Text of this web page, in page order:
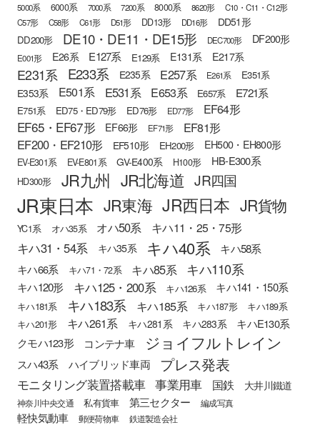
5000系 6000系 7000系 7200系 8000系 8620形
C10・C11・C12形
C57形
C58形 C61形 D51形 DD13形 DD16形 DD51形
DD200形 DE10・DE11・DE15形 DEC700形 DF200形
E001形 E26系 E127系 E129系 E131系 E217系
E231系 E233系 E235系 E257系 E261系 E351系
E353系 E501系 E531系 E653系 E657系 E721系
E751系 ED75・ED79形 ED76形 ED77形 EF64形
EF65・EF67形 EF66形 EF71形
EF81形
EF200・EF210形
EF510形 EH200形 EH500・EH800形
EV-E301系 EV-E801系 GV-E400系 H100形 HB-E300系
HD300形 JR九州 JR北海道 JR四国
JR東日本 JR東海 JR西日本 JR貨物
YC1系 オハ35系 オハ50系 キハ11・25・75形
キハ31・54系 キハ35系 キハ40系 キハ58系
キハ66系 キハ71・72系 キハ85系 キハ110系
キハ120形 キハ125・200系 キハ126系 キハ141・150系
キハ181系 キハ183系 キハ185系 キハ187形
キハ189系
キハ201形
キハ261系 キハ281系 キハ283系
キハE130系
クモハ123形
コンテナ車 ジョイフルトレイン
スハ43系 ハイブリッド車両 プレス発表
モニタリング装置搭載車 事業用車 国鉄 大井川鐵道
神奈川中央交通 私有貨車 第三セクター 編成写真
軽快気動車 郵便荷物車 鉄道製造会社